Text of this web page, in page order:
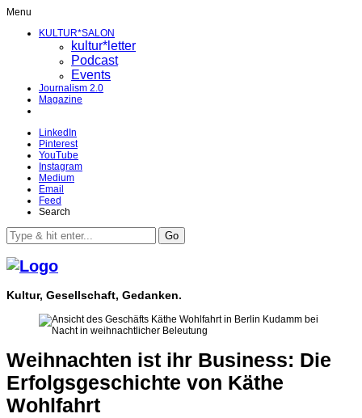
Menu
KULTUR*SALON
kultur*letter
Podcast
Events
Journalism 2.0
Magazine
LinkedIn
Pinterest
YouTube
Instagram
Medium
Email
Feed
Search
Go
Kultur, Gesellschaft, Gedanken.
Weihnachten ist ihr Business: Die
Erfolgsgeschichte von Käthe
Wohlfahrt